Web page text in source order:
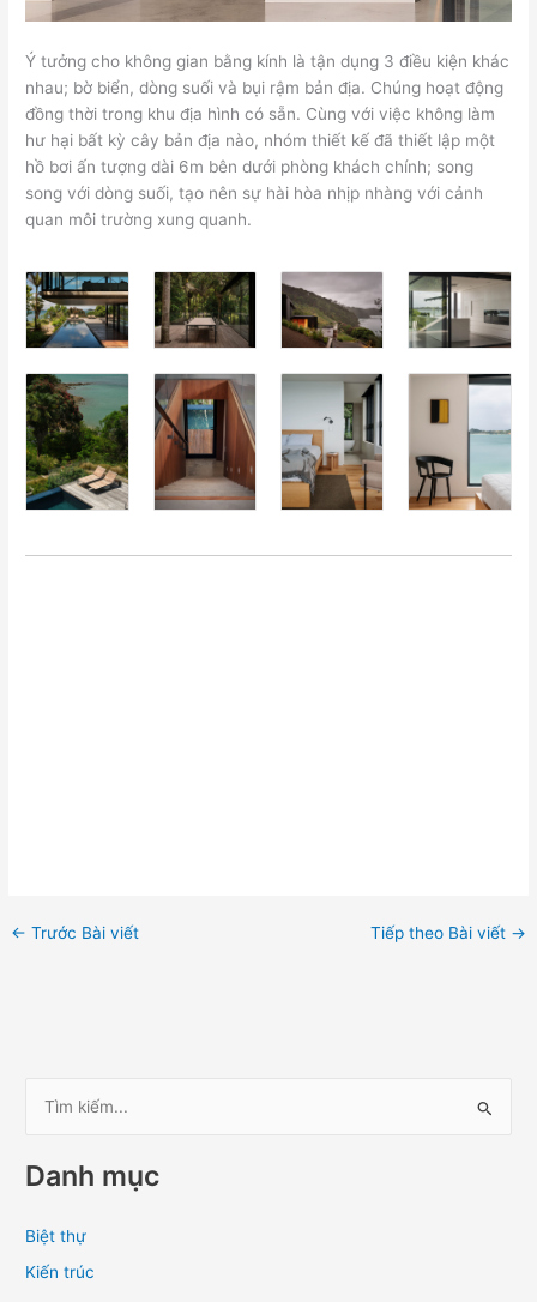
Ý tưởng cho không gian bằng kính là tận dụng 3 điều kiện khác
nhau; bờ biển, dòng suối và bụi rậm bản địa. Chúng hoạt động
đồng thời trong khu địa hình có sẵn. Cùng với việc không làm
hư hại bất kỳ cây bản địa nào, nhóm thiết kế đã thiết lập một
hồ bơi ấn tượng dài 6m bên dưới phòng khách chính; song
song với dòng suối, tạo nên sự hài hòa nhịp nhàng với cảnh
quan môi trường xung quanh.
← Trước Bài viết Tiếp theo Bài viết →
m
i
ế
Danh mục
Biệt thự
Kiến trúc